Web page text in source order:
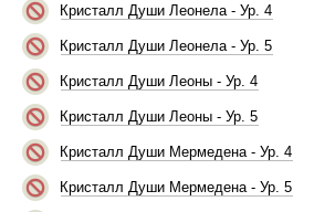
Кристалл Души Леонела - Ур. 4
Кристалл Души Леонела - Ур. 5
Кристалл Души Леоны - Ур. 4
Кристалл Души Леоны - Ур. 5
Кристалл Души Мермедена - Ур. 4
Кристалл Души Мермедена - Ур. 5